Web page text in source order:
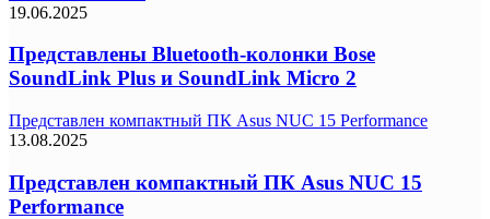
19.06.2025
Представлены Bluetooth-колонки Bose
SoundLink Plus и SoundLink Micro 2
Представлен компактный ПК Asus NUC 15 Performance
13.08.2025
Представлен компактный ПК Asus NUC 15
Performance